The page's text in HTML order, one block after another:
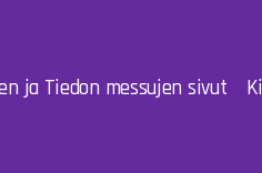
ja Tiedon messujen sivut